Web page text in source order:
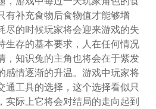
有补充食物后食物值才能够增
尽的时候玩家将会迎来游戏的失
生存的基本要求，人在任何情况
，知识兔的主角也将会在于紫发
感情逐渐的升温。游戏中玩家将
通工具的选择，这个选择看似只
实际上它将会对结局的走向起到